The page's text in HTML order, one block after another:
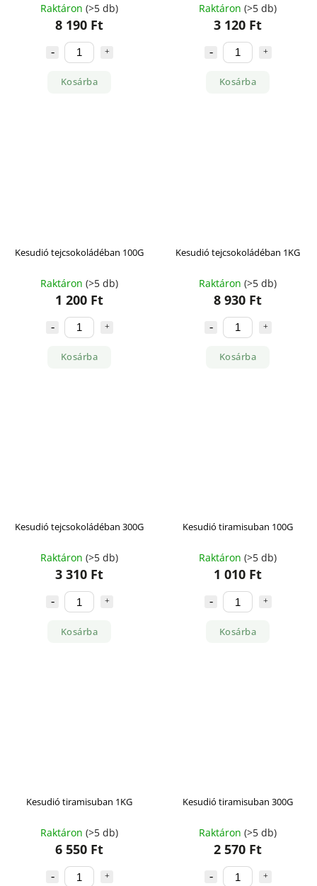
Raktáron (>5 db)
8 190 Ft
Kosárba
Raktáron (>5 db)
3 120 Ft
Kosárba
Kesudió tejcsokoládéban 100G
Raktáron (>5 db)
1 200 Ft
Kosárba
Kesudió tejcsokoládéban 1KG
Raktáron (>5 db)
8 930 Ft
Kosárba
Kesudió tejcsokoládéban 300G
Raktáron (>5 db)
3 310 Ft
Kosárba
Kesudió tiramisuban 100G
Raktáron (>5 db)
1 010 Ft
Kosárba
Kesudió tiramisuban 1KG
Raktáron (>5 db)
6 550 Ft
Kesudió tiramisuban 300G
Raktáron (>5 db)
2 570 Ft